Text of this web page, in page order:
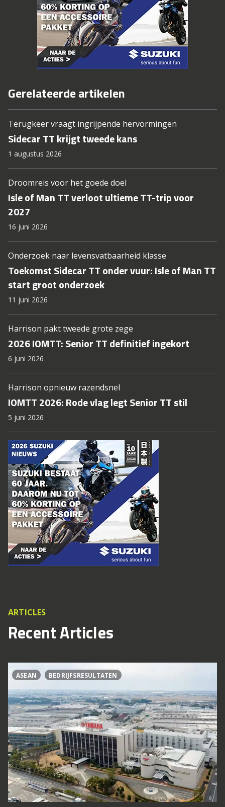
Gerelateerde artikelen
Terugkeer vraagt ingrijpende hervormingen
Sidecar TT krijgt tweede kans
1 augustus 2026
Droomreis voor het goede doel
Isle of Man TT verloot ultieme TT-trip voor
2027
16 juni 2026
Onderzoek naar levensvatbaarheid klasse
Toekomst Sidecar TT onder vuur: Isle of Man TT
start groot onderzoek
11 juni 2026
Harrison pakt tweede grote zege
2026 IOMTT: Senior TT definitief ingekort
6 juni 2026
Harrison opnieuw razendsnel
IOMTT 2026: Rode vlag legt Senior TT stil
5 juni 2026
ARTICLES
Recent Articles
ASEAN BEDRIJFSRESULTATEN